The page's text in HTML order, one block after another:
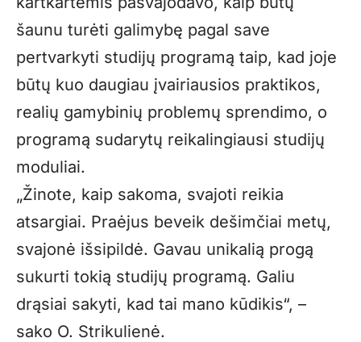
šaunu turėti galimybę pagal save
pertvarkyti studijų programą taip, kad joje
būtų kuo daugiau įvairiausios praktikos,
realių gamybinių problemų sprendimo, o
programą sudarytų reikalingiausi studijų
moduliai.
„Žinote, kaip sakoma, svajoti reikia
atsargiai. Praėjus beveik dešimčiai metų,
svajonė išsipildė. Gavau unikalią progą
sukurti tokią studijų programą. Galiu
drąsiai sakyti, kad tai mano kūdikis“, –
sako O. Strikulienė.